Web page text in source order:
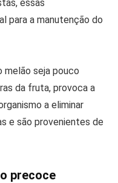
essas
para a manutenção do
melão seja pouco
da fruta, provoca a
a eliminar
e são provenientes de
precoce